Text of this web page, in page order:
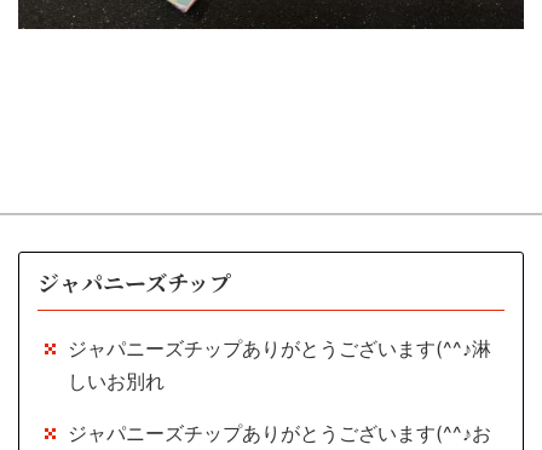
ジャパニーズチップ
ジャパニーズチップありがとうございます(^^♪淋
しいお別れ
ジャパニーズチップありがとうございます(^^♪お